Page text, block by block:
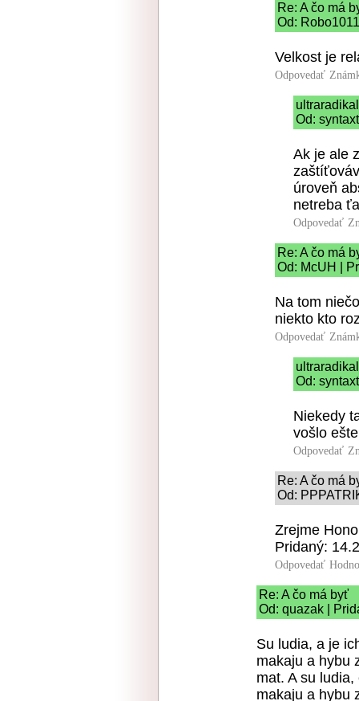
Re: A čo má
Od:
Velkost je
Odpovedať
Od:
Ak je ale
úroveň
netreba
Odpovedať
Re: A čo má
Od: McUH |
Na tom
niekto kto
Odpovedať
Od:
Niekedy
vošlo
Odpovedať
Re: A čo má
Od:
Zrejme
Pridaný:
Odpovedať
Re: A čo má byť
Od: quazak |
Su ludia, a je
makaju a hybu
mat. A su
makaju a hybu